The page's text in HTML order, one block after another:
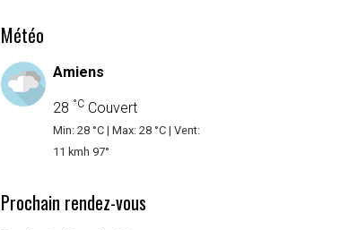
Météo
Amiens
28 °CCouvert
Min: 28 °C | Max: 28 °C | Vent:
11 kmh 97°
Prochain rendez-vous